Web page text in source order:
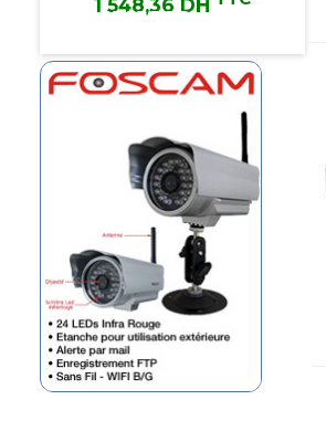
1 615,68 DH
1 615,68 DH TTC
Caméra IP Wifi étanche
Foscam FI8904W
Caméra Couleur 1/3"
Secueasy
Maroc Secueasy SE-CI154I
Dell Vostro 2521
Dell Maroc Dell